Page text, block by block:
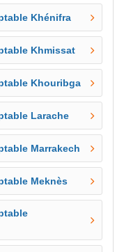
Khénifra
Khmissat
Khouribga
Larache
Marrakech
Meknès